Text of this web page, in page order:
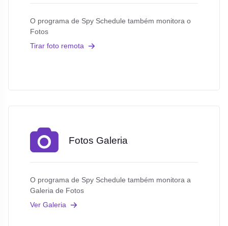
O programa de Spy Schedule também monitora o
Fotos
Tirar foto remota
Fotos Galeria
O programa de Spy Schedule também monitora a
Galeria de Fotos
Ver Galeria